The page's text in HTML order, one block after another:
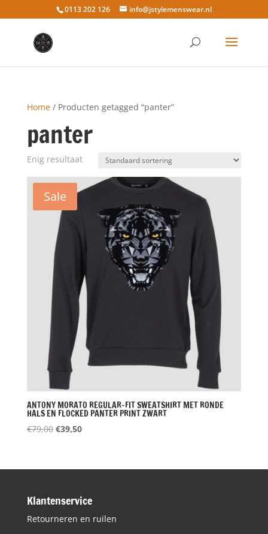
0113 202 126 info@jstylemenswear.nl
Home/ Producten getagged “panter”
panter
Enig resultaat
Sale
ANTONY MORATO REGULAR-FIT SWEATSHIRT MET RONDE
HALS EN FLOCKED PANTER PRINT ZWART
€79,00 Oorspronkelijke
€79,00.
€39,50Huidige
€39,50.
Klantenservice
Retourneren en ruilen